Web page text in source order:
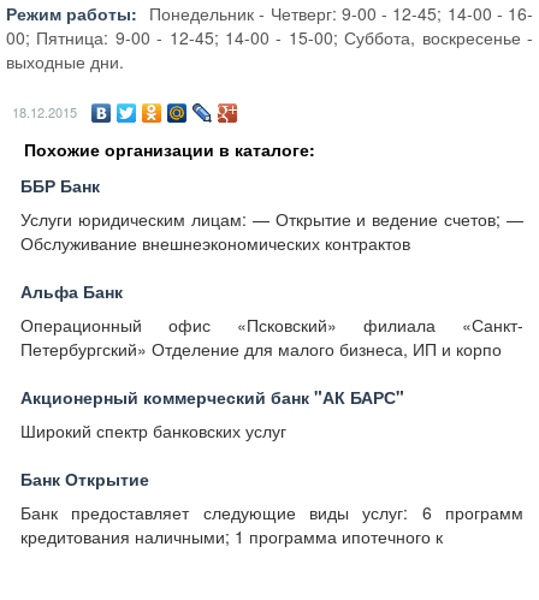
Режим работы: Понедельник - Четверг: 9-00 - 12-45; 14-00 - 16-
00; Пятница: 9-00 - 12-45; 14-00 - 15-00; Суббота, воскресенье -
выходные дни.
18.12.2015
Похожие организации в каталоге:
ББР Банк
Услуги юридическим лицам: — Открытие и ведение счетов; —
Обслуживание внешнеэкономических контрактов
Альфа Банк
Операционный офис «Псковский» филиала «Санкт-
Петербургский» Отделение для малого бизнеса, ИП и корпо
Акционерный коммерческий банк "АК БАРС"
Широкий спектр банковских услуг
Банк Открытие
Банк предоставляет следующие виды услуг: 6 программ
кредитования наличными; 1 программа ипотечного к